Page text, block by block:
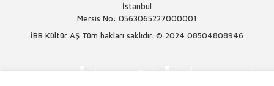
İstanbul
Mersis No: 0563065227000001
İBB Kültür AŞ Tüm hakları saklıdır. © 2024 08504808946